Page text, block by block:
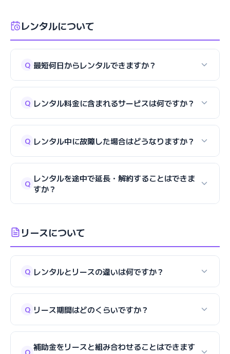
レンタルについて
Q 最短何日からレンタルできますか？
Q レンタル料金に含まれるサービスは何ですか？
Q レンタル中に故障した場合はどうなりますか？
Q レンタルを途中で延長・解約することはできま
すか？
リースについて
Q レンタルとリースの違いは何ですか？
Q リース期間はどのくらいですか？
Q 補助金をリースと組み合わせることはできます